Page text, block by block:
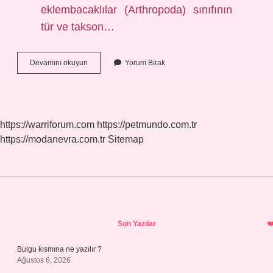
eklembacaklılar (Arthropoda) sınıfının
tür ve takson…
Devamını okuyun Böceğin
Sözlük
Yorum Bırak
https://warriforum.com https://petmundo.com.tr
https://modanevra.com.tr Sitemap
Son Yazılar
Bulgu kısmına ne yazılır ?
Ağustos 6, 2026